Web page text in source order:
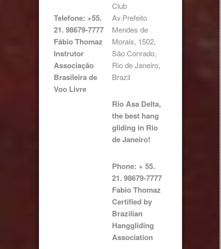
Telefone: +55.
21. 98679-7777
Fábio Thomaz
Instrutor
Associação
Brasileira de
Voo Livre
Club
Av.Prefeito
Mendes de
Morais, 1502,
São Conrado,
Rio de Janeiro,
Brazil
Rio Asa Delta,
the best hang
gliding in Rio
de Janeiro!
Phone: + 55.
21. 98679-7777
Fabio Thomaz
Certified by
Brazilian
Hanggliding
Association